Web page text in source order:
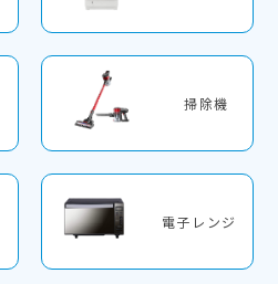
掃除機
電子レンジ